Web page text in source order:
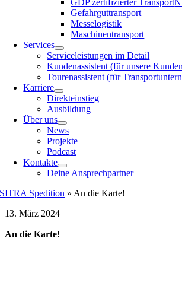
GDP zertifizierter Transport
Gefahrguttransport
Messelogistik
Maschinentransport
Services
Serviceleistungen im Detail
Kundenassistent (für unsere
Tourenassistent (für
Karriere
Direkteinstieg
Ausbildung
Über uns
News
Projekte
Podcast
Kontakte
Deine Ansprechpartner
SITRA Spedition » An die Karte!
13. März 2024
An die Karte!